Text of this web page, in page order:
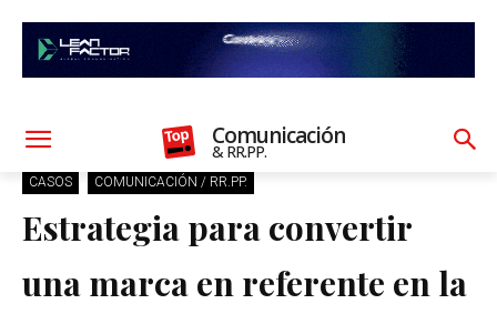
Comunicación
& RR.PP.
CASOS COMUNICACIÓN / RR.PP.
Estrategia para convertir
una marca en referente en la